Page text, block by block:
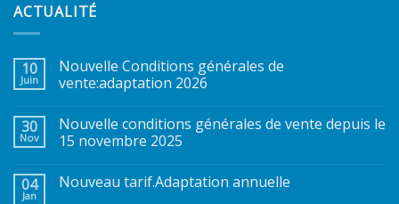
ACTUALITÉ
10
Juin
Nouvelle Conditions générales de
vente:adaptation 2026
30
Nov
Nouvelle conditions générales de vente depuis le
15 novembre 2025
04
Jan
Nouveau tarif.Adaptation annuelle